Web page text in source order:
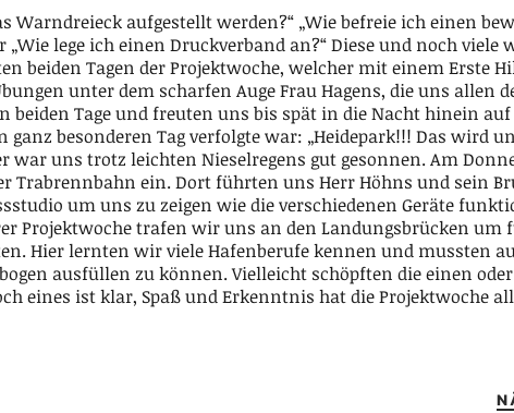
Warndreieck aufgestellt werden?“ „Wie befreie ich einen
lege ich einen Druckverband an?“ Diese und noch viele
beiden Tagen der Projektwoche, welcher mit einem Erste
unter dem scharfen Auge Frau Hagens, die uns allen
beiden Tage und freuten uns bis spät in die Nacht hinein auf
besonderen Tag verfolgte war: „Heidepark!!! Das wird
war uns trotz leichten Nieselregens gut gesonnen. Am
Trabrennbahn ein. Dort führten uns Herr Höhns und sein
um uns zu zeigen wie die verschiedenen Geräte
Projektwoche trafen wir uns an den Landungsbrücken um
Hier lernten wir viele Hafenberufe kennen und mussten
ausfüllen zu können. Vielleicht schöpften die einen
eines ist klar, Spaß und Erkenntnis hat die Projektwoche